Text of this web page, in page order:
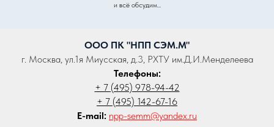
и всё обсудим...
ООО ПК "НПП СЭМ.М"
г. Москва, ул.1я Миусская, д.3, РХТУ им.Д.И.Менделеева
Телефоны:
+ 7 (495) 978-94-42
+ 7 (495) 142-67-16
E-mail: npp-semm@yandex.ru